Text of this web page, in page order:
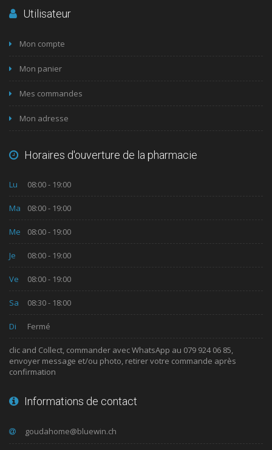
Utilisateur
Mon compte
Mon panier
Mes commandes
Mon adresse
Horaires d'ouverture de la pharmacie
Lu 08:00 - 19:00
Ma 08:00 - 19:00
Me 08:00 - 19:00
Je 08:00 - 19:00
Ve 08:00 - 19:00
Sa 08:30 - 18:00
Di Fermé
clic and Collect, commander avec WhatsApp au 079 924 06 85,
envoyer message et/ou photo, retirer votre commande après
confirmation
Informations de contact